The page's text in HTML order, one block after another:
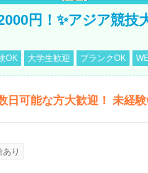
円！✨アジア競
OK 大学生歓迎 ブランクOK
日可能な方大歓迎！ 未経
り